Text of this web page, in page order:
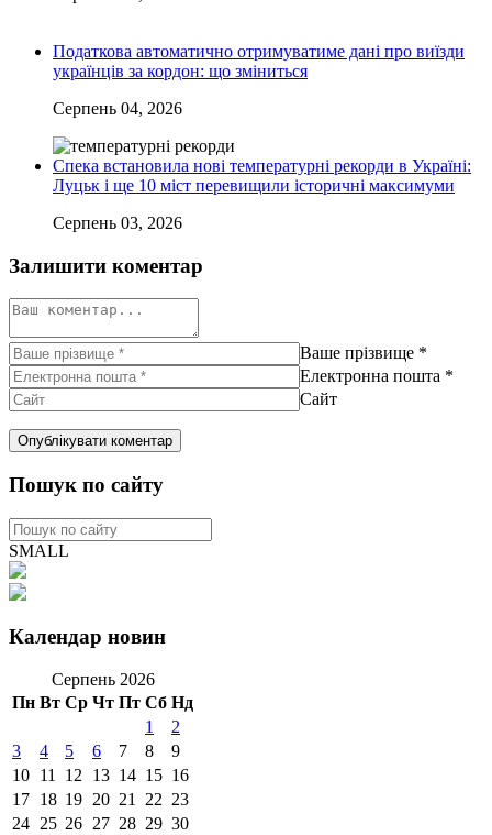
Податкова автоматично отримуватиме дані про виїзди
українців за кордон: що зміниться
Серпень 04, 2026
Спека встановила нові температурні рекорди в Україні:
Луцьк і ще 10 міст перевищили історичні максимуми
Серпень 03, 2026
Залишити коментар
Ваше прізвище *
Електронна пошта *
Сайт
Пошук по сайту
SMALL
Календар новин
Серпень 2026
Пн Вт Ср Чт Пт Сб Нд
1
2
3
4 5 6 7 8
9
10 11 12 13 14 15 16
17 18 19 20 21 22 23
24 25 26 27 28 29 30